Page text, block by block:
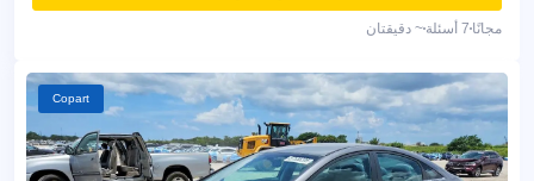
مجانًا 7 أسئلة ~ دقيقتان
Copart